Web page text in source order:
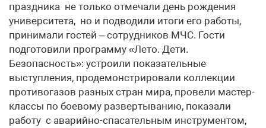
праздника не только отмечали день рождения
университета, но и подводили итоги его работы,
принимали гостей – сотрудников МЧС. Гости
подготовили программу «Лето. Дети.
Безопасность»: устроили показательные
выступления, продемонстрировали коллекции
противогазов разных стран мира, провели мастер-
классы по боевому развертыванию, показали
работу с аварийно-спасательным инструментом,